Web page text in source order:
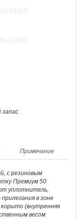
запас
Примечание
с резиновым
Премиум 50
уплотнитель,
в зоне
(внутренняя
весом